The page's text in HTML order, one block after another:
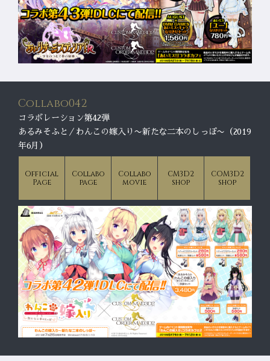
Collabo042
コラボレーション第42弾
あるみそふと／わんこの嫁入り〜新たな二本のしっぽ〜（2019
年6月）
Official
Page
Collabo
page
Collabo
movie
CM3D2
shop
COM3D2
shop